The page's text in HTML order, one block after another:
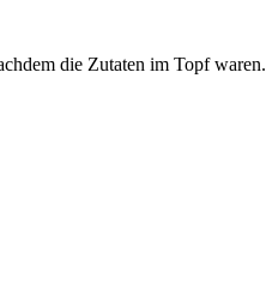
die Zutaten im Topf waren.